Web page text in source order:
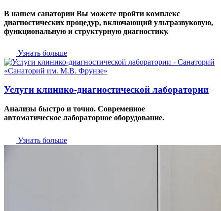
В нашем санатории Вы можете пройти комплекс
диагностических процедур, включающий ультразвуковую,
функциональную и структурную диагностику.
Узнать больше
Услуги клинико-диагностической лаборатории
Анализы быстро и точно. Современное
автоматическое лабораторное оборудование.
Узнать больше